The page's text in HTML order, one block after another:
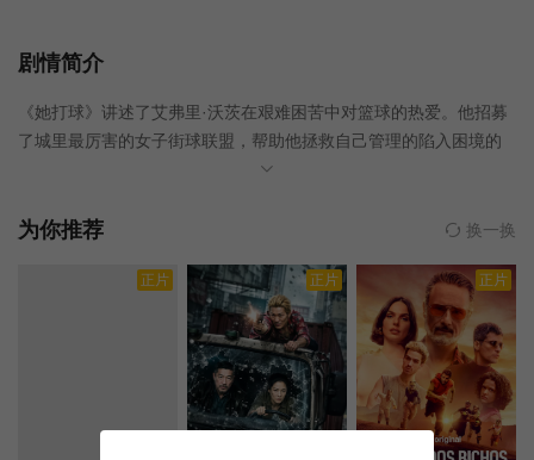
剧情简介
《她打球》讲述了艾弗里·沃茨在艰难困苦中对篮球的热爱。他招募
了城里最厉害的女子街球联盟，帮助他拯救自己管理的陷入困境的
英格尔伍德社区中心，同时还要努力抚养自己七岁的女儿。《综
为你推荐 换一换
正片 正片 正片